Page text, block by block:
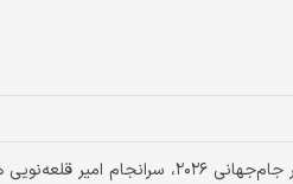
در آخرین فرصت برای اعلام فهرست نهایی تیم‌های حاضر در